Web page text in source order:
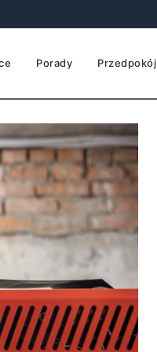
Porady Przedpokój